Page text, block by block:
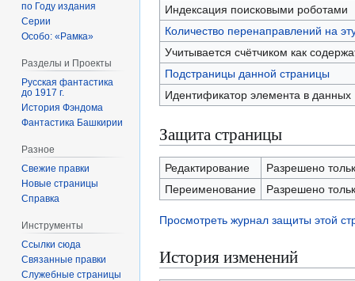
Индексация поисковыми роботами
Количество перенаправлений на
Учитывается счётчиком как
Подстраницы данной страницы
Идентификатор элемента в данных
Защита страницы
Редактирование
Разрешено
Переименование
Разрешено
Просмотреть журнал защиты этой
История изменений
по Году издания
Серии
Особо: «Рамка»
Разделы и Проекты
Русская фантастика
до 1917 г.
История Фэндома
Фантастика Башкирии
Разное
Свежие правки
Новые страницы
Справка
Инструменты
Ссылки сюда
Связанные правки
Служебные страницы